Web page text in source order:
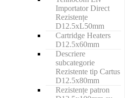
Importator Direct
Rezistențe
D12.5xL50mm
Cartridge Heaters
D12.5x60mm
Descriere
subcategorie
Rezistente tip Cartus
D12.5x80mm
Rezistențe patron